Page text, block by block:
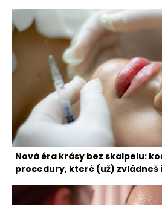
Nová éra krásy bez skalpelu:
procedury, které (už) zvládneš